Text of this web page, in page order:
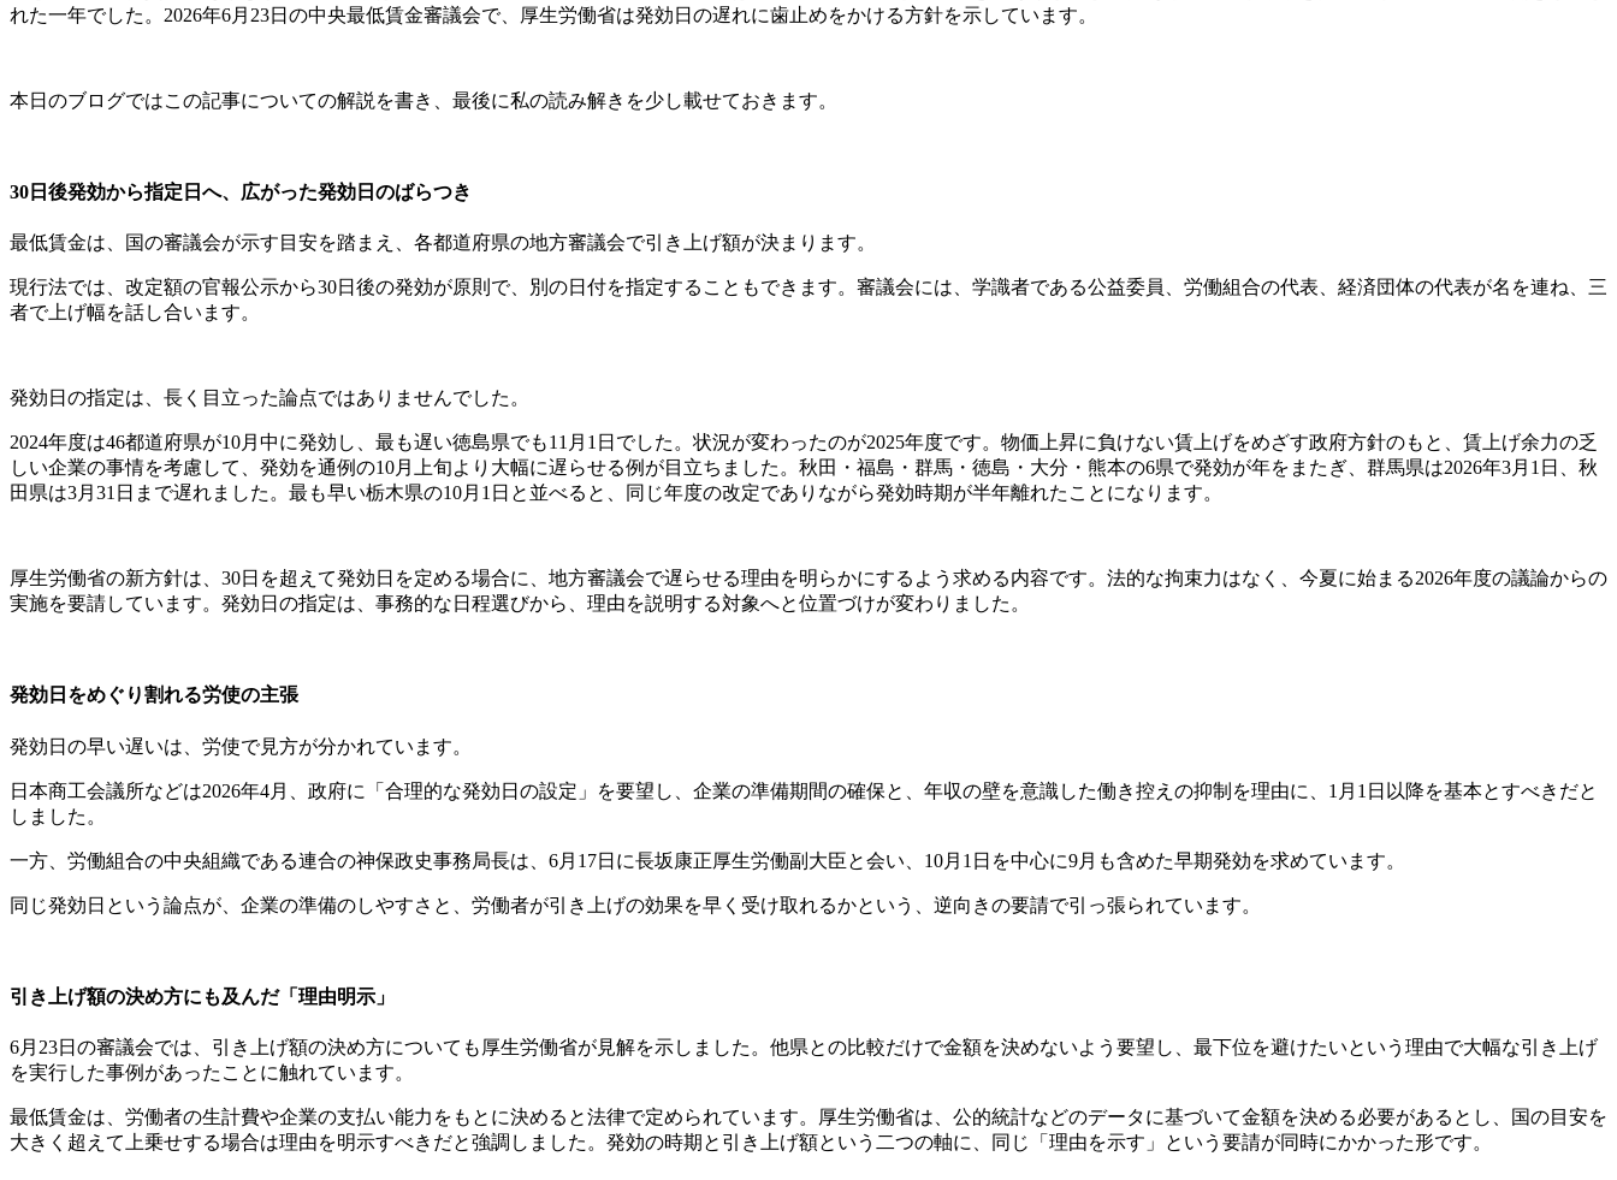
れた一年でした。2026年6月23日の中央最低賃金審議会で、厚生労働省は発効日の遅れに歯止めをかける方針を示しています。
本日のブログではこの記事についての解説を書き、最後に私の読み解きを少し載せておきます。
30日後発効から指定日へ、広がった発効日のばらつき
最低賃金は、国の審議会が示す目安を踏まえ、各都道府県の地方審議会で引き上げ額が決まります。
現行法では、改定額の官報公示から30日後の発効が原則で、別の日付を指定することもできます。審議会には、学識者である公益委員、労働組合の代表、経済団体の代表が名を連ね、三
者で上げ幅を話し合います。
発効日の指定は、長く目立った論点ではありませんでした。
2024年度は46都道府県が10月中に発効し、最も遅い徳島県でも11月1日でした。状況が変わったのが2025年度です。物価上昇に負けない賃上げをめざす政府方針のもと、賃上げ余力の乏
しい企業の事情を考慮して、発効を通例の10月上旬より大幅に遅らせる例が目立ちました。秋田・福島・群馬・徳島・大分・熊本の6県で発効が年をまたぎ、群馬県は2026年3月1日、秋
田県は3月31日まで遅れました。最も早い栃木県の10月1日と並べると、同じ年度の改定でありながら発効時期が半年離れたことになります。
厚生労働省の新方針は、30日を超えて発効日を定める場合に、地方審議会で遅らせる理由を明らかにするよう求める内容です。法的な拘束力はなく、今夏に始まる2026年度の議論からの
実施を要請しています。発効日の指定は、事務的な日程選びから、理由を説明する対象へと位置づけが変わりました。
発効日をめぐり割れる労使の主張
発効日の早い遅いは、労使で見方が分かれています。
日本商工会議所などは2026年4月、政府に「合理的な発効日の設定」を要望し、企業の準備期間の確保と、年収の壁を意識した働き控えの抑制を理由に、1月1日以降を基本とすべきだと
しました。
一方、労働組合の中央組織である連合の神保政史事務局長は、6月17日に長坂康正厚生労働副大臣と会い、10月1日を中心に9月も含めた早期発効を求めています。
同じ発効日という論点が、企業の準備のしやすさと、労働者が引き上げの効果を早く受け取れるかという、逆向きの要請で引っ張られています。
引き上げ額の決め方にも及んだ「理由明示」
6月23日の審議会では、引き上げ額の決め方についても厚生労働省が見解を示しました。他県との比較だけで金額を決めないよう要望し、最下位を避けたいという理由で大幅な引き上げ
を実行した事例があったことに触れています。
最低賃金は、労働者の生計費や企業の支払い能力をもとに決めると法律で定められています。厚生労働省は、公的統計などのデータに基づいて金額を決める必要があるとし、国の目安を
大きく超えて上乗せする場合は理由を明示すべきだと強調しました。発効の時期と引き上げ額という二つの軸に、同じ「理由を示す」という要請が同時にかかった形です。